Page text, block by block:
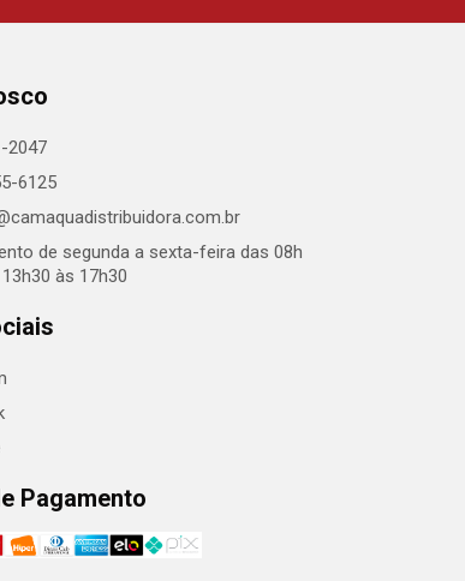
2047
6125
de segunda a sexta-feira das 08h
às 17h30
Pagamento